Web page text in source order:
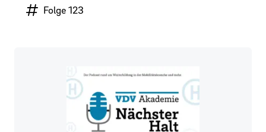
Episodennummer
Folge 123